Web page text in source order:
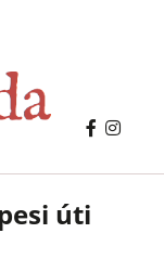
úti